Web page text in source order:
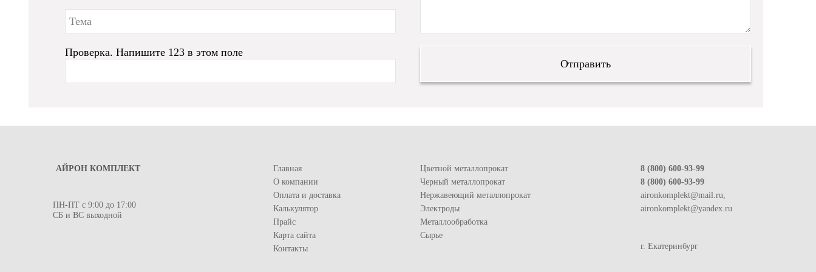
Проверка. Напишите 123 в этом поле
АЙРОН КОМПЛЕКТ
ПН-ПТ с 9:00 до 17:00
СБ и ВС выходной
Главная
О компании
Оплата и доставка
Калькулятор
Прайс
Карта сайта
Контакты
Цветной металлопрокат
Черный металлопрокат
Нержавеющий металлопрокат
Электроды
Металлообработка
Сырье
8 (800) 600-93-99
8 (800) 600-93-99
aironkomplekt@mail.ru,
aironkomplekt@yandex.ru
г. Екатеринбург